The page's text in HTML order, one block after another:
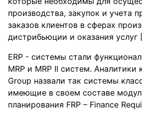
производства, закупок и учета
заказов клиентов в сферах
дистрибьюции и оказания услуг
ERP - системы стали
MRP и MRP II систем.
Group назвали так системы
имеющие в своем составе
планирования FRP – Finance